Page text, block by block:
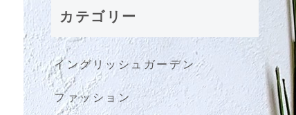
カテゴリー
イングリッシュガーデン
ファッション